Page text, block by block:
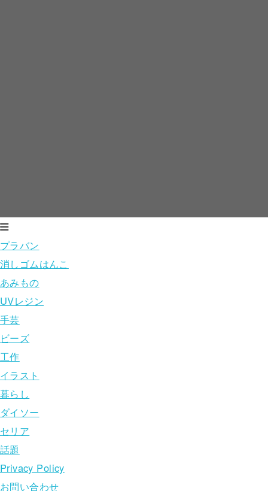
プラバン
消しゴムはんこ
あみもの
UVレジン
手芸
ビーズ
工作
イラスト
暮らし
ダイソー
セリア
話題
Privacy Policy
お問い合わせ